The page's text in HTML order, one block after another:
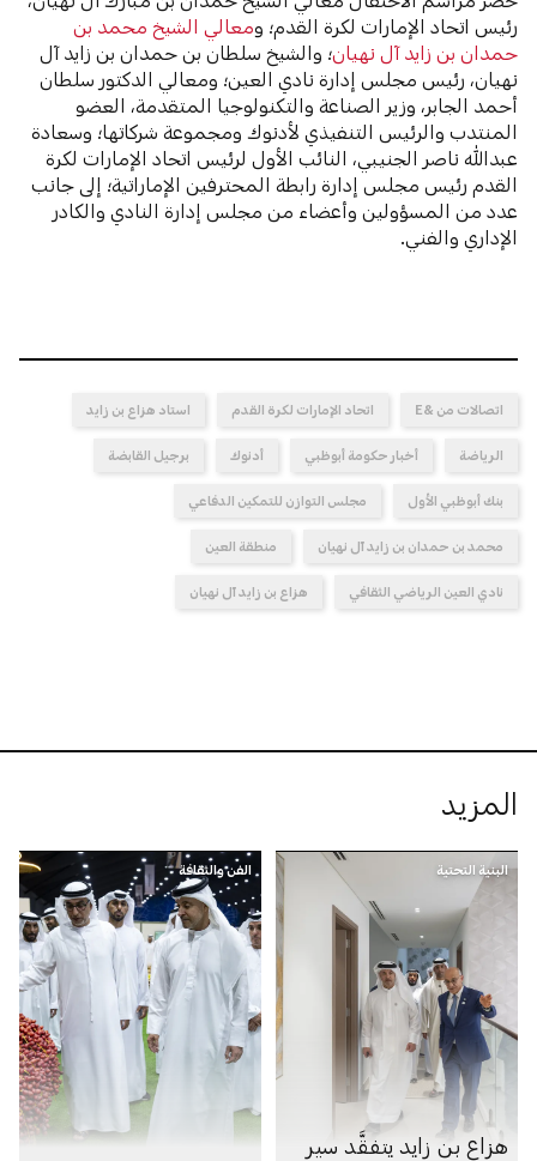
رئيس اتحاد الإمارات لكرة القدم؛ ومعالي الشيخ محمد بن
حمدان بن زايد آل نهيان؛ والشيخ سلطان بن حمدان بن زايد آل
نهيان، رئيس مجلس إدارة نادي العين؛ ومعالي الدكتور سلطان
أحمد الجابر، وزير الصناعة والتكنولوجيا المتقدمة، العضو
المنتدب والرئيس التنفيذي لأدنوك ومجموعة شركاتها؛ وسعادة
عبدالله ناصر الجنيبي، النائب الأول لرئيس اتحاد الإمارات لكرة
القدم رئيس مجلس إدارة رابطة المحترفين الإماراتية؛ إلى جانب
عدد من المسؤولين وأعضاء من مجلس إدارة النادي والكادر
الإداري والفني.
اتصالات من &E اتحاد الإمارات لكرة القدم استاد هزاع بن زايد
الرياضة أخبار حكومة أبوظبي أدنوك برجيل القابضة
بنك أبوظبي الأول مجلس التوازن للتمكين الدفاعي
محمد بن حمدان بن زايد آل نهيان منطقة العين
نادي العين الرياضي الثقافي هزاع بن زايد آل نهيان
المزيد
البنية التحتية
هزاع بن زايد يتفقَّد سير
الفن والثقافة